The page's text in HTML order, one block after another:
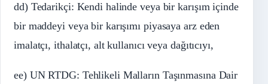
dd) Tedarikçi: Kendi halinde veya bir karışım içinde
bir maddeyi veya bir karışımı piyasaya arz eden
imalatçı, ithalatçı, alt kullanıcı veya dağıtıcıyı,
ee) UN RTDG: Tehlikeli Malların Taşınmasına Dair